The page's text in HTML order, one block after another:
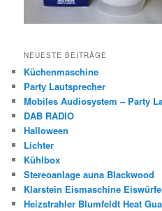
NEUESTE BEITRÄGE
Küchenmaschine
Party Lautsprecher
Mobiles Audiosystem – Party
DAB RADIO
Halloween
Lichter
Kühlbox
Stereoanlage auna Blackwood
Klarstein Eismaschine
Heizstrahler Blumfeldt Heat